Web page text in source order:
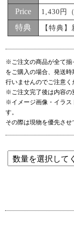
Price 1,430円
特典 【特典
※ご注文の商品が全て揃
をご購入の場合、発送
行いませんのでご注意く
※ご注文完了後は内容の
※イメージ画像・イラス
す。
その際は現物を優先させ